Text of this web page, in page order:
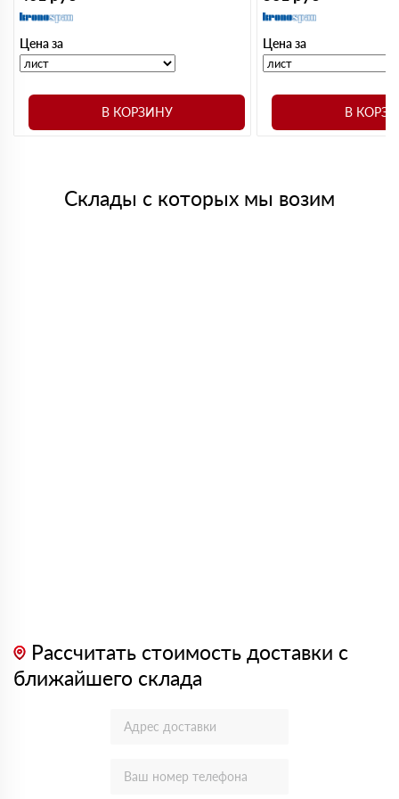
Цена за
В КОРЗИНУ
Цена за
В
Склады с которых мы возим
Рассчитать стоимость доставки с
ближайшего склада